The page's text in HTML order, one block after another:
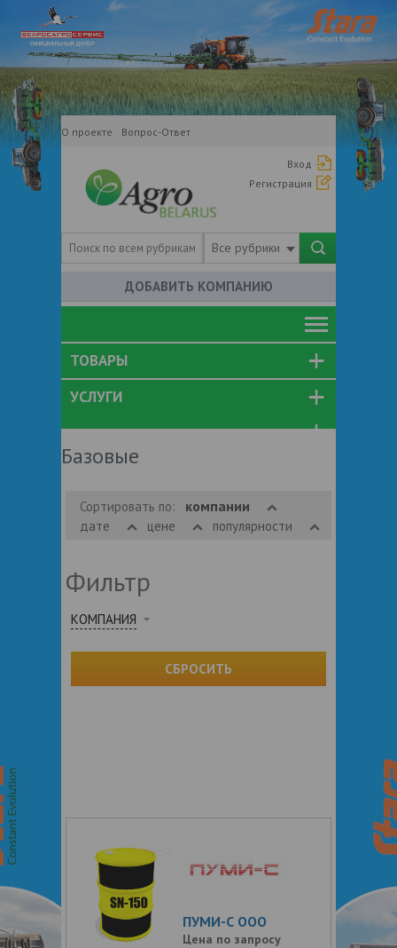
О проекте Вопрос-Ответ
Вход
Регистрация
Все рубрики
ДОБАВИТЬ КОМПАНИЮ
ТОВАРЫ
УСЛУГИ
Базовые
Сортировать по: компании
дате цене популярности
Фильтр
КОМПАНИЯ
СБРОСИТЬ
ПУМИ-С ООО
Цена по запросу